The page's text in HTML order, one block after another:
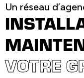
Un réseau
VOTRE